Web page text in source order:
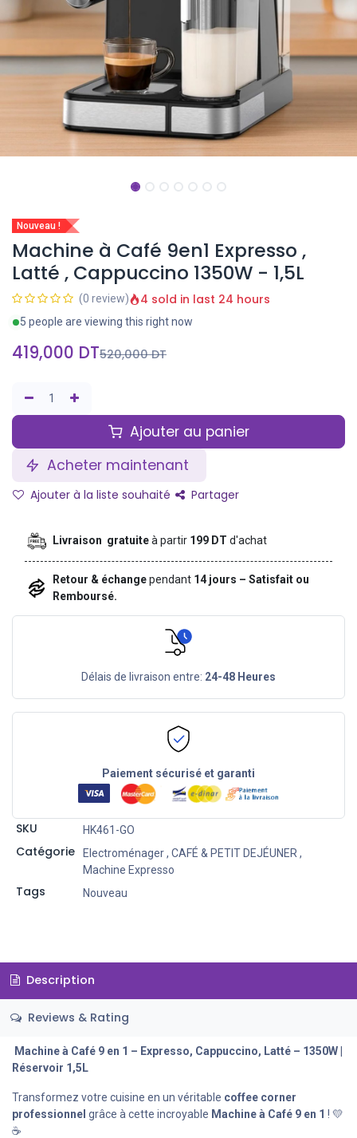
Nouveau !
Machine à Café 9en1 Expresso ,
Latté , Cappuccino 1350W - 1,5L
(0 review) 4 sold in last 24 hours
5 people are viewing this right now
419,000 DT520,000DT
Ajouter au panier
Acheter maintenant
Ajouter à la liste souhaité Partager
Livraison gratuiteà partir 199 DTd'achat
Retour & échangependant 14 jours – Satisfait ou
Remboursé.
Délais de livraison entre: 24-48 Heures
Paiement sécurisé et garanti
SKU HK461-GO
Catégorie Electroménager, CAFÉ & PETIT DEJÉUNER ,
Machine Expresso
Tags Nouveau
Description
Reviews & Rating
Machine à Café 9 en 1 – Expresso, Cappuccino, Latté – 1350W |
Réservoir 1,5L
Transformez votre cuisine en un véritable coffee corner
professionnel grâce à cette incroyable Machine à Café 9 en 1 ! 💛
☕